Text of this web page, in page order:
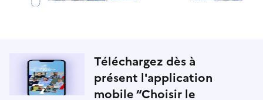
Téléchargez dès à
présent l'application
mobile “Choisir le